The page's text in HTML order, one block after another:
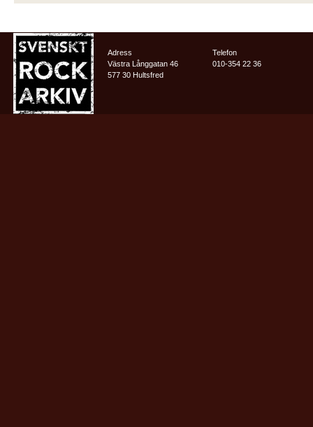
Adress
Västra Långgatan 46
577 30 Hultsfred
Telefon
010-354 22 36